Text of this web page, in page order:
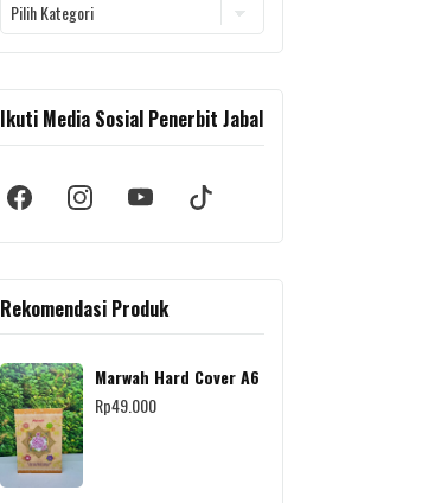
Ikuti Media Sosial Penerbit Jabal
Rekomendasi Produk
Marwah Hard Cover A6
Rp49.000